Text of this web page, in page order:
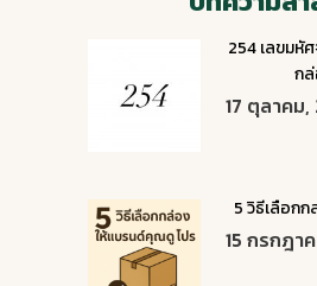
254 เลขมหั
ก
17 ตุลาคม,
5 วิธีเลือก
15 กรกฎา